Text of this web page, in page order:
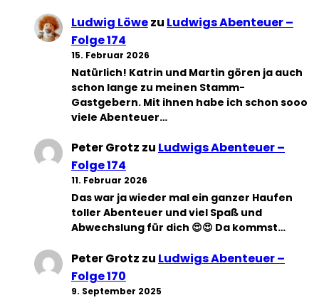
Ludwig Löwezu Ludwigs Abenteuer –
Folge 174
15. Februar 2026
Natürlich! Katrin und Martin gören ja auch
schon lange zu meinen Stamm-
Gastgebern. Mit ihnen habe ich schon sooo
viele Abenteuer…
Peter Grotz zu Ludwigs Abenteuer –
Folge 174
11. Februar 2026
Das war ja wieder mal ein ganzer Haufen
toller Abenteuer und viel Spaß und
Abwechslung für dich 😍😍 Da kommst…
Peter Grotz zu Ludwigs Abenteuer –
Folge 170
9. September 2025